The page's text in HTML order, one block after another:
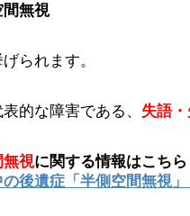
間無視
られます。
的な障害である、 失語
無視に関する情報はこちら
の後遺症「半側空間無視